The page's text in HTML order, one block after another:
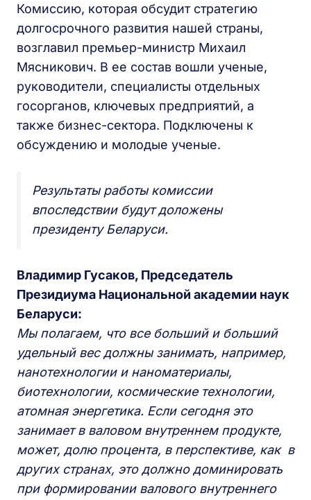
Комиссию, которая обсудит стратегию
долгосрочного развития нашей страны,
возглавил премьер-министр Михаил
Мясникович. В ее состав вошли ученые,
руководители, специалисты отдельных
госорганов, ключевых предприятий, а
также бизнес-сектора. Подключены к
обсуждению и молодые ученые.
Результаты работы комиссии
впоследствии будут доложены
президенту Беларуси.
Владимир Гусаков, Председатель
Президиума Национальной академии наук
Беларуси:
Мы полагаем, что все больший и больший
удельный вес должны занимать, например,
нанотехнологии и наноматериалы,
биотехнологии, космические технологии,
атомная энергетика. Если сегодня это
занимает в валовом внутреннем продукте,
может, долю процента, в перспективе, как в
других странах, это должно доминировать
при формировании валового внутреннего